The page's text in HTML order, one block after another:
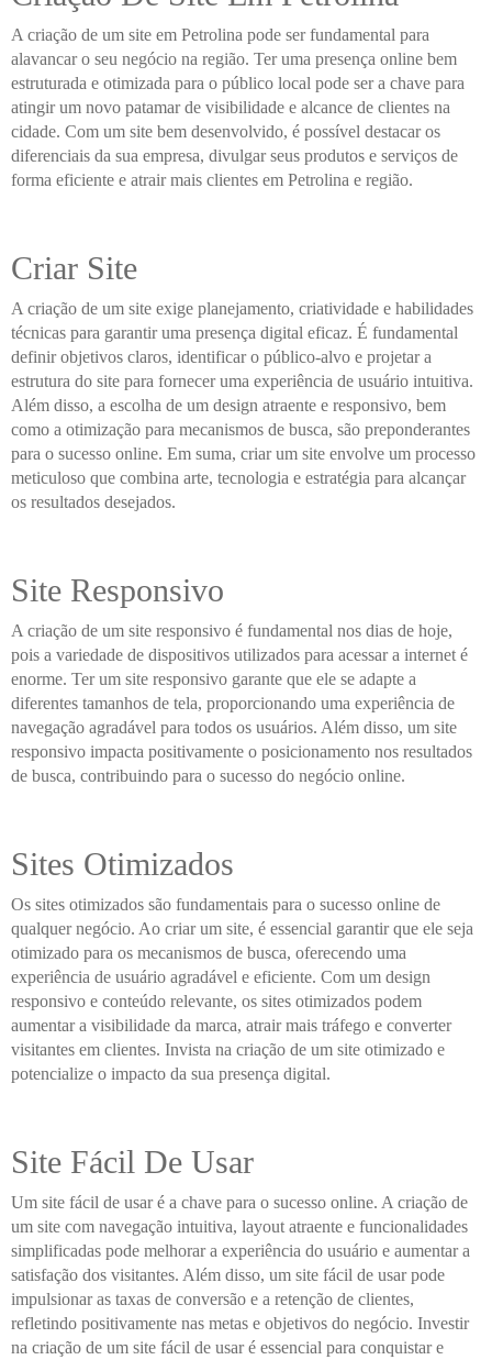
A criação de um site em Petrolina pode ser fundamental para
alavancar o seu negócio na região. Ter uma presença online bem
estruturada e otimizada para o público local pode ser a chave para
atingir um novo patamar de visibilidade e alcance de clientes na
cidade. Com um site bem desenvolvido, é possível destacar os
diferenciais da sua empresa, divulgar seus produtos e serviços de
forma eficiente e atrair mais clientes em Petrolina e região.
Criar Site
A criação de um site exige planejamento, criatividade e habilidades
técnicas para garantir uma presença digital eficaz. É fundamental
definir objetivos claros, identificar o público-alvo e projetar a
estrutura do site para fornecer uma experiência de usuário intuitiva.
Além disso, a escolha de um design atraente e responsivo, bem
como a otimização para mecanismos de busca, são preponderantes
para o sucesso online. Em suma, criar um site envolve um processo
meticuloso que combina arte, tecnologia e estratégia para alcançar
os resultados desejados.
Site Responsivo
A criação de um site responsivo é fundamental nos dias de hoje,
pois a variedade de dispositivos utilizados para acessar a internet é
enorme. Ter um site responsivo garante que ele se adapte a
diferentes tamanhos de tela, proporcionando uma experiência de
navegação agradável para todos os usuários. Além disso, um site
responsivo impacta positivamente o posicionamento nos resultados
de busca, contribuindo para o sucesso do negócio online.
Sites Otimizados
Os sites otimizados são fundamentais para o sucesso online de
qualquer negócio. Ao criar um site, é essencial garantir que ele seja
otimizado para os mecanismos de busca, oferecendo uma
experiência de usuário agradável e eficiente. Com um design
responsivo e conteúdo relevante, os sites otimizados podem
aumentar a visibilidade da marca, atrair mais tráfego e converter
visitantes em clientes. Invista na criação de um site otimizado e
potencialize o impacto da sua presença digital.
Site Fácil De Usar
Um site fácil de usar é a chave para o sucesso online. A criação de
um site com navegação intuitiva, layout atraente e funcionalidades
simplificadas pode melhorar a experiência do usuário e aumentar a
satisfação dos visitantes. Além disso, um site fácil de usar pode
impulsionar as taxas de conversão e a retenção de clientes,
refletindo positivamente nas metas e objetivos do negócio. Investir
na criação de um site fácil de usar é essencial para conquistar e